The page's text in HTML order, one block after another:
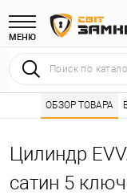
МЕНЮ
Интернет магазин
Цилиндр
сатин 5
ОБЗОР ТОВАРА